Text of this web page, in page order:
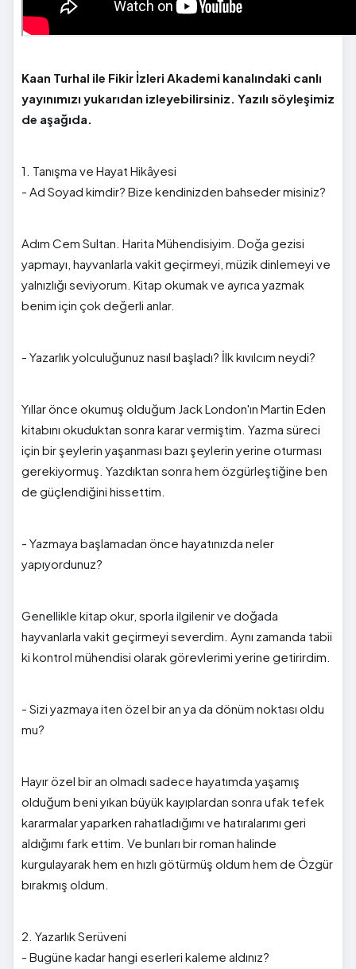
Kaan Turhal ile Fikir İzleri Akademi kanalındaki canlı
yayınımızı yukarıdan izleyebilirsiniz. Yazılı söyleşimiz
de aşağıda.
1. Tanışma ve Hayat Hikâyesi
- Ad Soyad kimdir? Bize kendinizden bahseder misiniz?
Adım Cem Sultan. Harita Mühendisiyim. Doğa gezisi
yapmayı, hayvanlarla vakit geçirmeyi, müzik dinlemeyi ve
yalnızlığı seviyorum. Kitap okumak ve ayrıca yazmak
benim için çok değerli anlar.
- Yazarlık yolculuğunuz nasıl başladı? İlk kıvılcım neydi?
Yıllar önce okumuş olduğum Jack London'ın Martin Eden
kitabını okuduktan sonra karar vermiştim. Yazma süreci
için bir şeylerin yaşanması bazı şeylerin yerine oturması
gerekiyormuş. Yazdıktan sonra hem özgürleştiğine ben
de güçlendiğini hissettim.
- Yazmaya başlamadan önce hayatınızda neler
yapıyordunuz?
Genellikle kitap okur, sporla ilgilenir ve doğada
hayvanlarla vakit geçirmeyi severdim. Aynı zamanda tabii
ki kontrol mühendisi olarak görevlerimi yerine getirirdim.
- Sizi yazmaya iten özel bir an ya da dönüm noktası oldu
mu?
Hayır özel bir an olmadı sadece hayatımda yaşamış
olduğum beni yıkan büyük kayıplardan sonra ufak tefek
kararmalar yaparken rahatladığımı ve hatıralarımı geri
aldığımı fark ettim. Ve bunları bir roman halinde
kurgulayarak hem en hızlı götürmüş oldum hem de Özgür
bırakmış oldum.
2. Yazarlık Serüveni
- Bugüne kadar hangi eserleri kaleme aldınız?